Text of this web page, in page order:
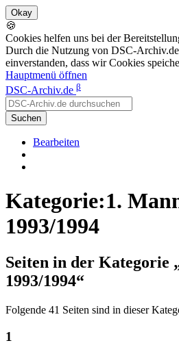
🍪
Cookies helfen uns bei der
Durch die Nutzung von DSC-
einverstanden, dass wir Cookies
Hauptmenü öffnen
DSC-Archiv.de β
Suchen
Bearbeiten
Kategorie:1.
1993/1994
Seiten in der Kategorie
1993/1994“
Folgende 41 Seiten sind in dieser
1